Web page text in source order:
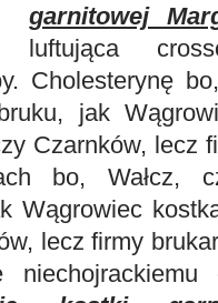
garnitowej
luftująca
Cholesterynę
jak
Czarnków, lecz
bo, Wałcz,
Wągrowiec
lecz firmy